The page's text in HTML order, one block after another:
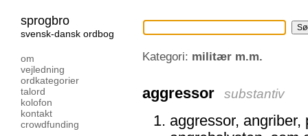
sprogbro
svensk-dansk ordbog
om
vejledning
ordkategorier
talord
kolofon
kontakt
crowdfunding
Kategori: militær m.m.
aggressor substantiv
aggressor,